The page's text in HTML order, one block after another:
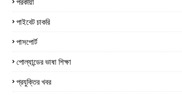
পাইবেট চাকরি
পাসপোর্ট
পোল্যান্ডের ভাষা শিক্ষা
প্রযুক্তির খবর